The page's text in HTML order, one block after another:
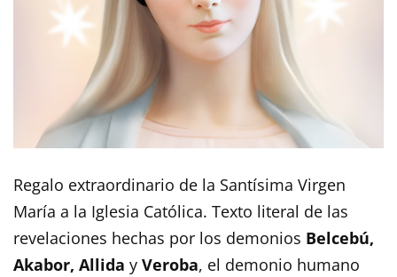
Regalo extraordinario de la Santísima Virgen
María a la Iglesia Católica. Texto literal de las
revelaciones hechas por los demonios Belcebú,
Akabor, Allida y Veroba, el demonio humano